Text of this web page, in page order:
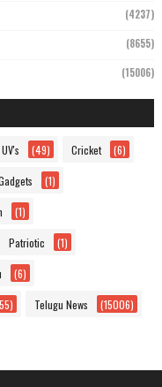
(4237)
(8655)
(15006)
(49) Cricket (6)
(1)
(1)
Patriotic (1)
(6)
Telugu News (15006)